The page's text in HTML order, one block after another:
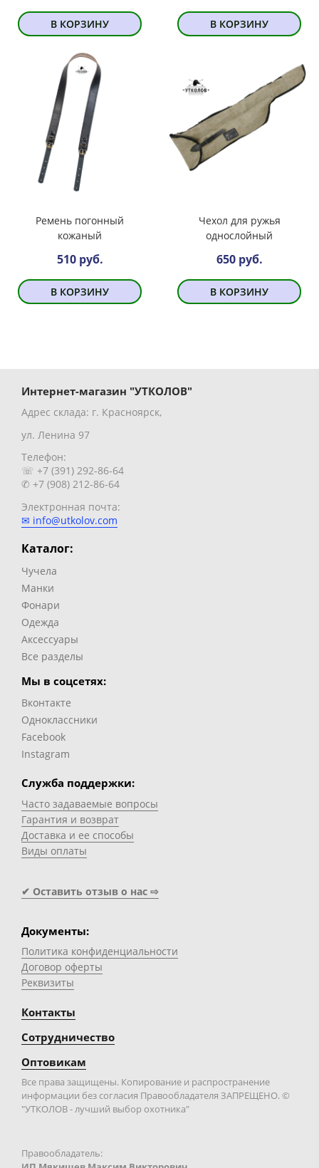
В КОРЗИНУ В КОРЗИНУ
Ремень погонный
кожаный
510 руб.
В КОРЗИНУ
Чехол для ружья
однослойный
650 руб.
В КОРЗИНУ
Интернет-магазин "УТКОЛОВ"
Адрес склада: г. Красноярск,
ул. Ленина 97
Телефон:
☏ +7 (391) 292-86-64
✆ +7 (908) 212-86-64
Электронная почта:
✉ info@utkolov.com
Каталог:
Чучела
Манки
Фонари
Одежда
Аксессуары
Все разделы
Мы в соцсетях:
Вконтакте
Одноклассники
Facebook
Instagram
Служба поддержки:
Часто задаваемые вопросы
Гарантия и возврат
Доставка и ее способы
Виды оплаты
✔ Оставить отзыв о нас ⇨
Документы:
Политика конфиденциальности
Договор оферты
Реквизиты
Контакты
Сотрудничество
Оптовикам
Все права защищены. Копирование и распространение
информации без согласия Правообладателя ЗАПРЕЩЕНО. ©
"УТКОЛОВ - лучший выбор охотника"
Правообладатель: